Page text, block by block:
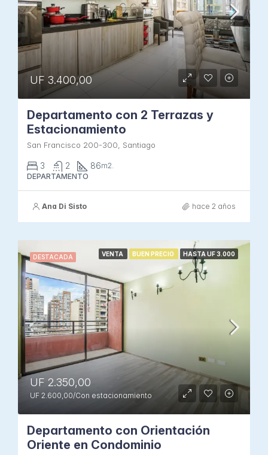
UF 3.400,00
Departamento con 2 Terrazas y
Estacionamiento
San Francisco 200-300, Santiago
3 2 86m2.
DEPARTAMENTO
Ana Di Sisto hace 2 años
DESTACADA VENTA BUEN PRECIO HASTA UF 3.000
UF 2.350,00
UF 2.600,00/Con estacionamiento
Departamento con Orientación
Oriente en Condominio